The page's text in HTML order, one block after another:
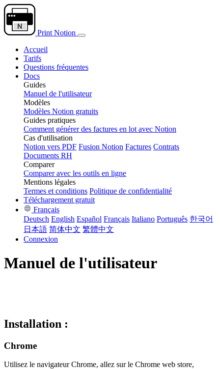
Print Notion
Accueil
Tarifs
Questions fréquentes
Docs
Guides
Manuel de l'utilisateur
Modèles
Modèles Notion gratuits
Guides pratiques
Comment générer des factures en lot avec Notion
Cas d'utilisation
Notion vers PDF Fusion Notion Factures Contrats
Documents RH
Comparer
Comparer avec les outils en ligne
Mentions légales
Termes et conditions Politique de confidentialité
Téléchargement gratuit
Français
Deutsch English Español Français Italiano Português 한국어
日本語 简体中文 繁體中文
Connexion
Manuel de l'utilisateur
Installation :
Chrome
Utilisez le navigateur Chrome, allez sur le Chrome web store,